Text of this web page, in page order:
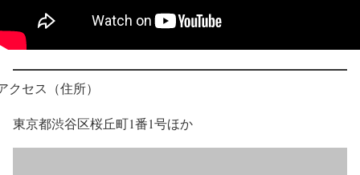
クセス（住所）
東京都渋谷区桜丘町1番1号ほか